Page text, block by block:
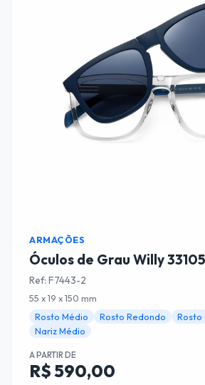
ARMAÇÕES
Óculos de Grau Willy
Ref: F7443-2
55 x 19 x 150 mm
Rosto Médio
Rosto Redondo
Rosto
Nariz Médio
A PARTIR DE
R$ 590,00